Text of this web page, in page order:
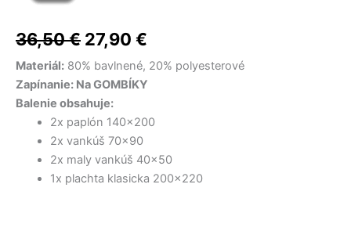
36,50€ bola:
36,50 €.
27,90 €
27,90 €.
Materiál: 80% bavlnené, 20% polyesterové
Zapínanie: Na GOMBÍKY
Balenie obsahuje:
2x paplón 140×200
2x vankúš 70×90
2x maly vankúš 40×50
1x plachta klasicka 200×220
15,00 €.
15,50 €.